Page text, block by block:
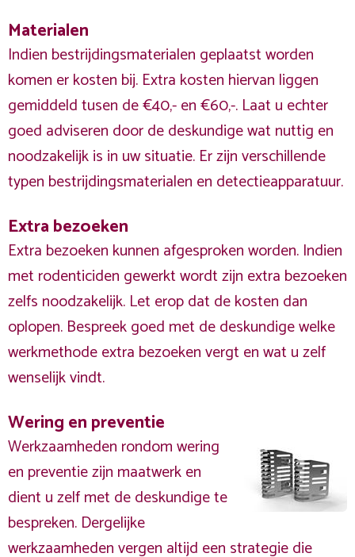
Materialen
Indien bestrijdingsmaterialen geplaatst worden
komen er kosten bij. Extra kosten hiervan liggen
gemiddeld tusen de €40,- en €60,-. Laat u echter
goed adviseren door de deskundige wat nuttig en
noodzakelijk is in uw situatie. Er zijn verschillende
typen bestrijdingsmaterialen en detectieapparatuur.
Extra bezoeken
Extra bezoeken kunnen afgesproken worden. Indien
met rodenticiden gewerkt wordt zijn extra bezoeken
zelfs noodzakelijk. Let erop dat de kosten dan
oplopen. Bespreek goed met de deskundige welke
werkmethode extra bezoeken vergt en wat u zelf
wenselijk vindt.
Wering en preventie
Werkzaamheden rondom wering
en preventie zijn maatwerk en
dient u zelf met de deskundige te
bespreken. Dergelijke
werkzaamheden vergen altijd een strategie die